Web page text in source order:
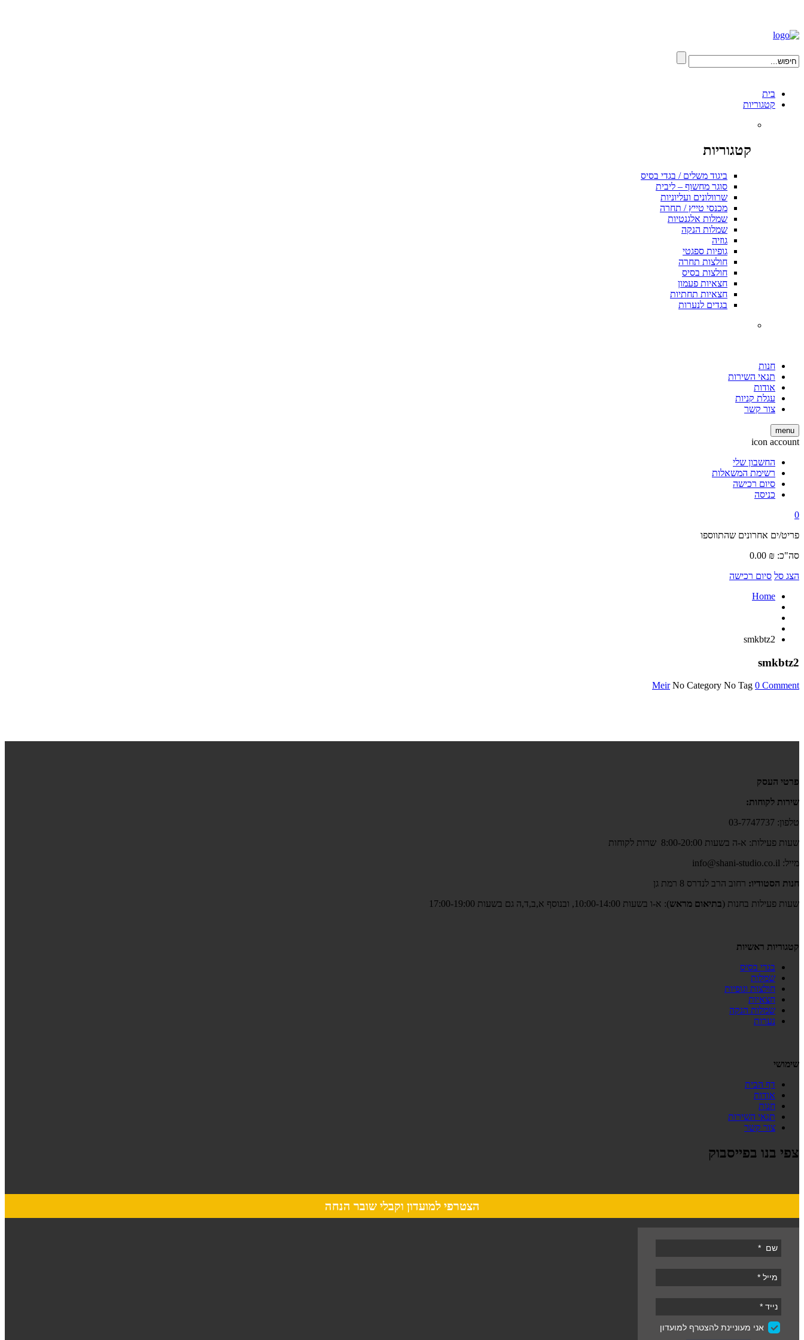
בית
קטגוריות
קטגוריות
ביגוד משלים / בגדי בסיס
סוגר מחשוף – ליבית
שרוולונים ועליוניות
מכנסי טייץ / תחרה
שמלות אלגנטיות
שמלות הנקה
גוזיה
גופיות ספגטי
חולצות תחרה
חולצות בסיס
חצאיות פעמון
חצאיות תחתיות
בגדים לנערות
חנות
תנאי השירות
אודות
עגלת קניות
צור קשר
menu
icon account
החשבון שלי
רשימת המשאלות
סיום רכישה
כניסה
0
פריט/ים אחרונים שהתווספו
סה"כ:
0.00 ₪
הצג סל סיום רכישה
Home
smkbtz2
smkbtz2
Meir No Category No Tag 0 Comment
פרטי העסק
שירות לקוחות:
טלפון: 03-7747737
שעות פעילות: א-ה בשעות 8:00-20:00 שרות לקוחות
מייל: info@shani-studio.co.il
חנות הסטודיו: רחוב הרב לנדרס 8 רמת גן
שעות פעילות בחנות (בתיאום מראש): א-ו בשעות 10:00-14:00, ובנוסף א,ב,ד,ה גם בשעות 17:00-19:00
קטגוריות ראשיות
בגדי בסיס
שמלות
חולצות וגופיות
חצאיות
שמלות הנקה
נערות
שימושי
דף הבית
אודות
חנות
תנאי השירות
צור קשר
צפי בנו בפייסבוק
הצטרפי למועדון וקבלי שובר הנחה